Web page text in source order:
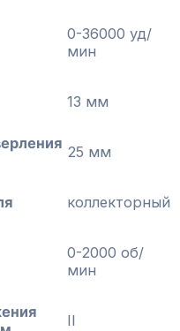
0-36000 уд/
мин
13 мм
25 мм
коллекторный
0-2000 об/
мин
II